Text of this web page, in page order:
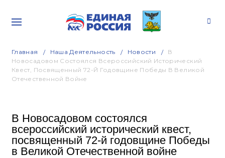
Главная Наша Деятельность Новости
В
Новосадовом Состоялся Всероссийский Исторический
Квест, Посвященный 72-Й Годовщине Победы В Великой
Отечественной Войне
В Новосадовом состоялся
всероссийский исторический квест,
посвященный 72-й годовщине Победы
в Великой Отечественной войне